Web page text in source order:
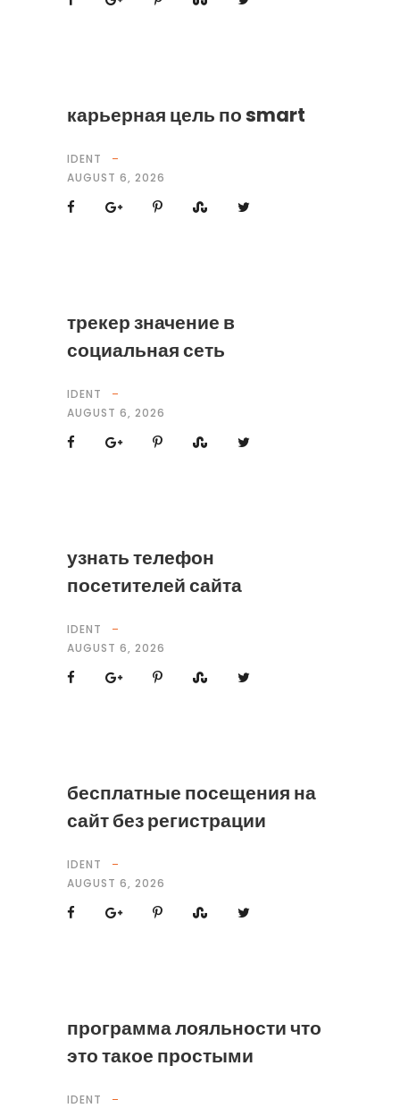
карьерная цель по smart
IDENT
AUGUST 6, 2026
трекер значение в
социальная сеть
IDENT
AUGUST 6, 2026
узнать телефон
посетителей сайта
IDENT
AUGUST 6, 2026
бесплатные посещения на
сайт без регистрации
IDENT
AUGUST 6, 2026
программа лояльности что
это такое простыми
IDENT